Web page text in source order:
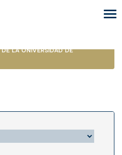
la Universidad de